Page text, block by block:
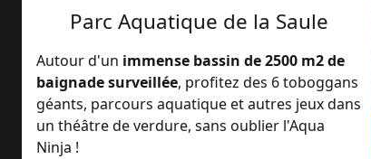
Parc Aquatique de la Saule
Autour d'un immense bassin de 2500 m2 de
baignade surveillée, profitez des 6 toboggans
géants, parcours aquatique et autres jeux dans
un théâtre de verdure, sans oublier l'Aqua
Ninja !